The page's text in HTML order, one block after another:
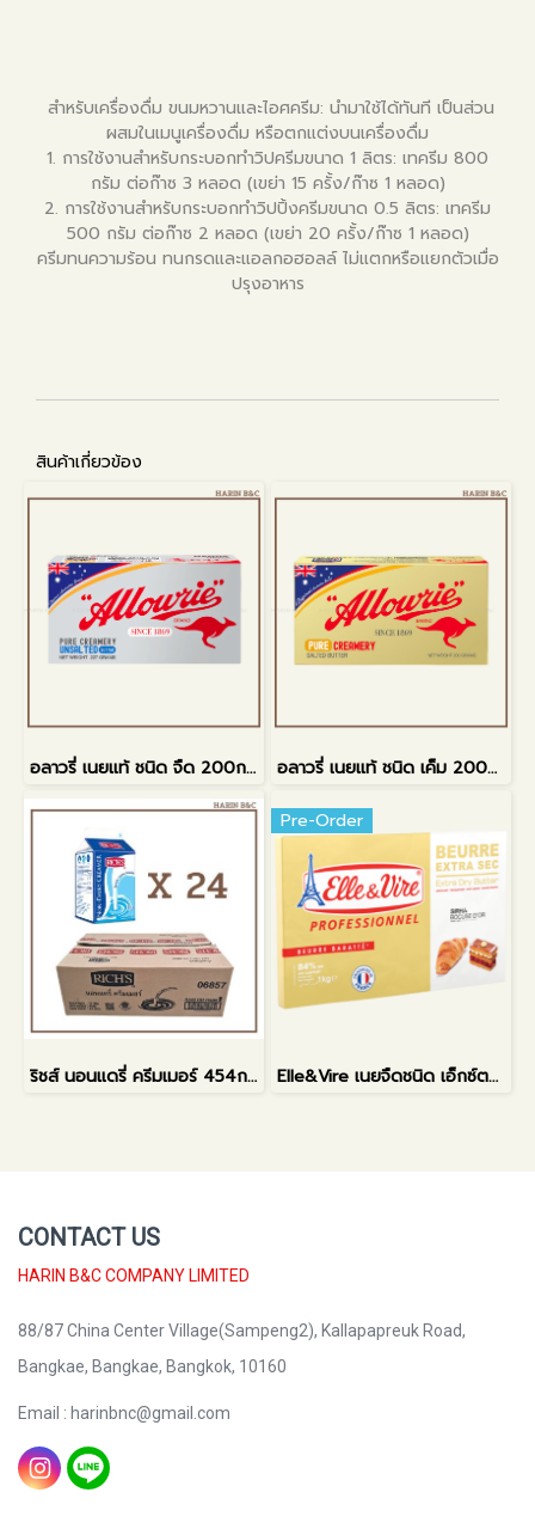
สำหรับเครื่องดื่ม ขนมหวานและไอศครีม: นำมาใช้ได้ทันที เป็นส่วน
ผสมในเมนูเครื่องดื่ม หรือตกแต่งบนเครื่องดื่ม
1. การใช้งานสำหรับกระบอกทำวิปครีมขนาด 1 ลิตร: เทครีม 800
กรัม ต่อก๊าซ 3 หลอด (เขย่า 15 ครั้ง/ก๊าซ 1 หลอด)
2. การใช้งานสำหรับกระบอกทำวิปปิ้งครีมขนาด 0.5 ลิตร: เทครีม
500 กรัม ต่อก๊าซ 2 หลอด (เขย่า 20 ครั้ง/ก๊าซ 1 หลอด)
ครีมทนความร้อน ทนกรดและแอลกอฮอลล์ ไม่แตกหรือแยกตัวเมื่อ
ปรุงอาหาร
สินค้าเกี่ยวข้อง
อลาวรี่ เนยแท้ ชนิด จืด 200กรัม อลาวรี่ เนยแท้ ชนิด เค็ม 200กรัม
ริชส์ นอนแดรี่ ครีมเมอร์ 454กรัม
Pre-Order
Elle&Vire เนยจืดชนิด เอ็กซ์ตร้า ดราย
CONTACT US
HARIN B&C COMPANY LIMITED
88/87 China Center Village(Sampeng2), Kallapapreuk Road,
Bangkae, Bangkae, Bangkok, 10160
Email : harinbnc@gmail.com